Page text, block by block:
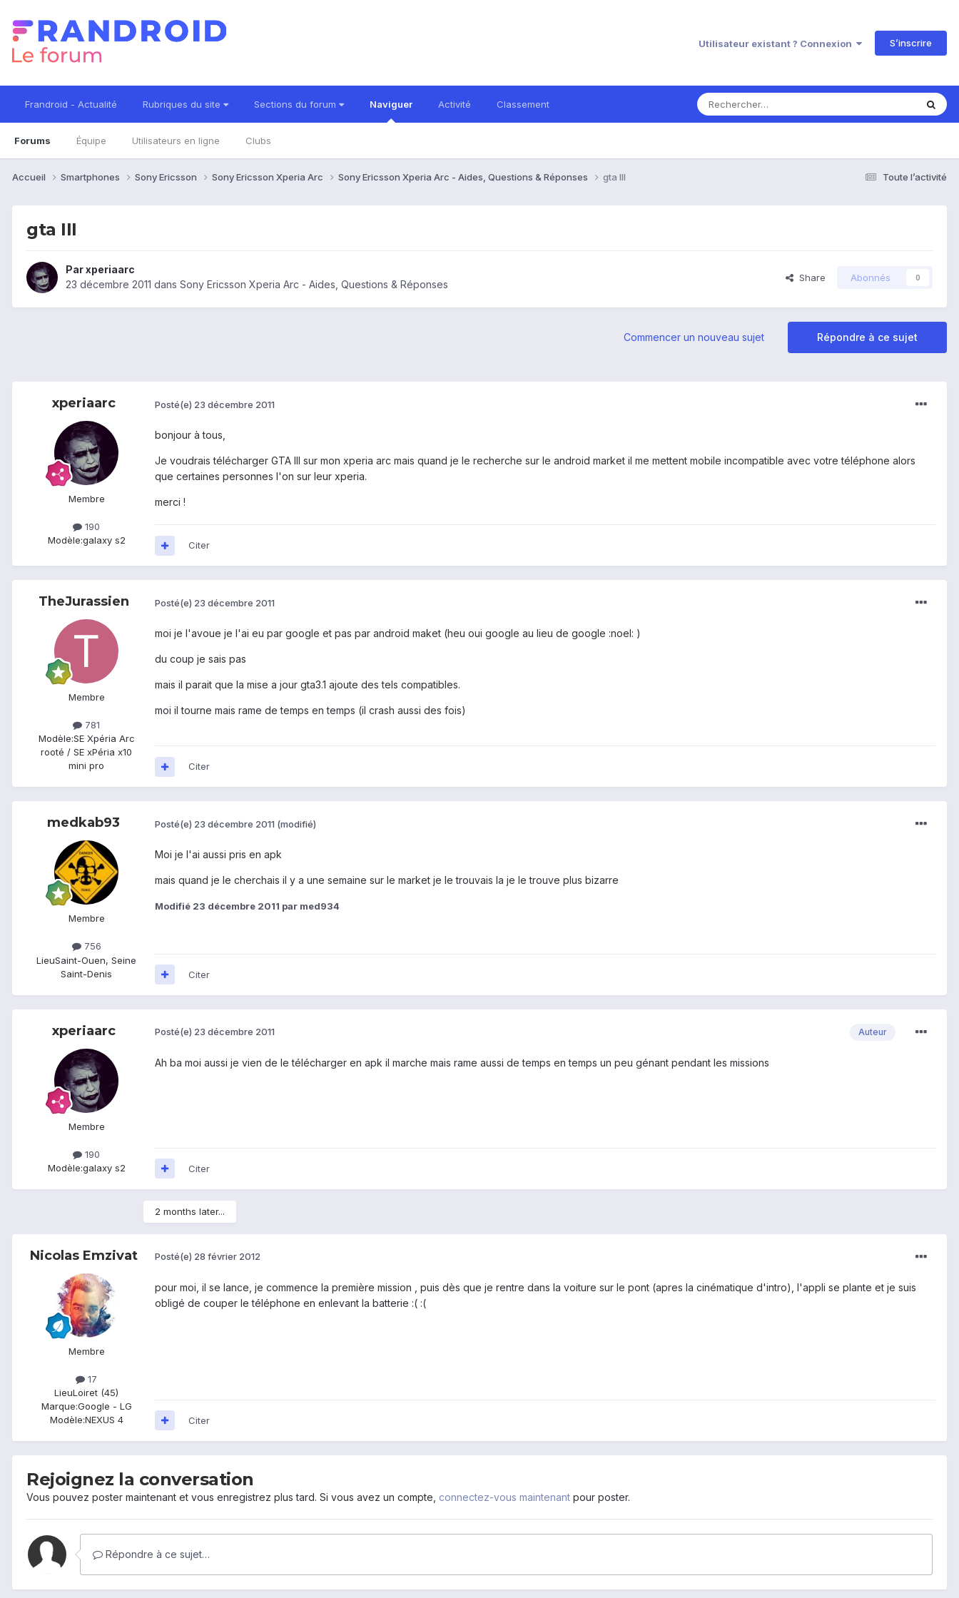
Utilisateur existant ? Connexion S’inscrire
Frandroid - Actualité Rubriques du site Sections du forum Naviguer
Forums Équipe Utilisateurs en ligne Clubs
Activité Classement
Toute l’activité
Accueil Smartphones Sony Ericsson Sony Ericsson Xperia Arc Sony Ericsson Xperia Arc - Aides, Questions & Réponses gta III
gta III
Parxperiaarc
23 décembre 2011 dans Sony Ericsson Xperia Arc - Aides, Questions & Réponses
Share Abonnés 0
Répondre à ce sujet
Commencer un nouveau sujet
xperiaarc
Membre
190
Modèle:galaxy s2
Posté(e) 23 décembre 2011
bonjour à tous,
Je voudrais télécharger GTA III sur mon xperia arc mais quand je le recherche sur le android market il me mettent mobile incompatible avec votre téléphone alors
que certaines personnes l'on sur leur xperia.
merci !
Citer
TheJurassien
Membre
781
Modèle:SE Xpéria Arc
rooté / SE xPéria x10
mini pro
Posté(e) 23 décembre 2011
moi je l'avoue je l'ai eu par google et pas par android maket (heu oui google au lieu de google :noel: )
du coup je sais pas
mais il parait que la mise a jour gta3.1 ajoute des tels compatibles.
moi il tourne mais rame de temps en temps (il crash aussi des fois)
Citer
medkab93
Membre
756
LieuSaint-Ouen, Seine
Saint-Denis
Posté(e) 23 décembre 2011 (modifié)
Moi je l'ai aussi pris en apk
mais quand je le cherchais il y a une semaine sur le market je le trouvais la je le trouve plus bizarre
Modifié 23 décembre 2011 par med934
Citer
xperiaarc
Membre
190
Modèle:galaxy s2
Auteur
Posté(e) 23 décembre 2011
Ah ba moi aussi je vien de le télécharger en apk il marche mais rame aussi de temps en temps un peu génant pendant les missions
Citer
2 months later...
Nicolas Emzivat
Membre
17
LieuLoiret (45)
Marque:Google - LG
Modèle:NEXUS 4
Posté(e) 28 février 2012
pour moi, il se lance, je commence la première mission , puis dès que je rentre dans la voiture sur le pont (apres la cinématique d'intro), l'appli se plante et je suis
obligé de couper le téléphone en enlevant la batterie :( :(
Citer
Rejoignez la conversation
Vous pouvez poster maintenant et vous enregistrez plus tard. Si vous avez un compte, connectez-vous maintenant pour poster.
Répondre à ce sujet…